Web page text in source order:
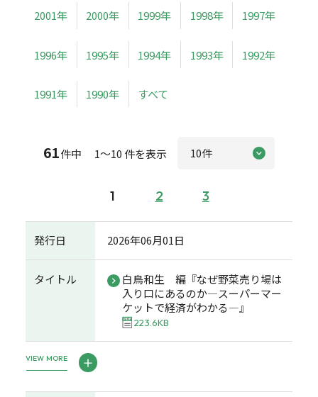
2001年 2000年 1999年 1998年 1997年
1996年 1995年 1994年 1993年 1992年
1991年 1990年 すべて
61件中 1～10 件を表示
1 2 3
発行日 2026年06月01日
タイトル
白鳥和生 編『なぜ野菜売り場は
入り口にあるのか―スーパーマー
ケットで経済がわかる―』
223.6KB
VIEW MORE